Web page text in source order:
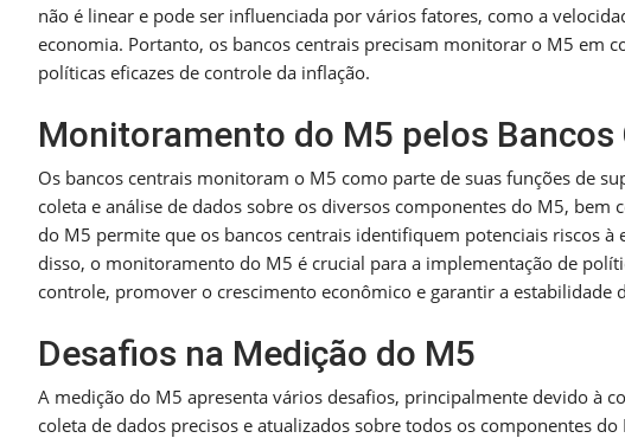
não é linear e pode ser influenciada por vários fatores, como a
economia. Portanto, os bancos centrais precisam monitorar o M5 em
políticas eficazes de controle da inflação.
Monitoramento do M5 pelos Bancos
Os bancos centrais monitoram o M5 como parte de suas funções de
coleta e análise de dados sobre os diversos componentes do M5,
do M5 permite que os bancos centrais identifiquem potenciais riscos
disso, o monitoramento do M5 é crucial para a implementação de
controle, promover o crescimento econômico e garantir a estabilidade
Desafios na Medição do M5
A medição do M5 apresenta vários desafios, principalmente devido à
coleta de dados precisos e atualizados sobre todos os componentes